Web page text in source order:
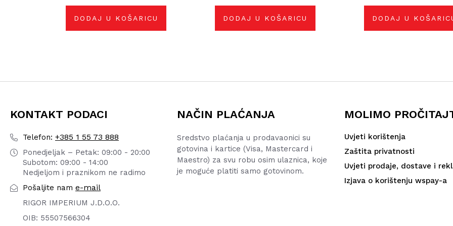
DODAJ U KOŠARICU
cijena
bila
je:
cijena
je:
29,70 €.
DODAJ U KOŠARICU
cijena
bila
je:
DODAJ U
KONTAKT PODACI
Telefon: +385 1 55 73 888
Ponedjeljak – Petak: 09:00 - 20:00
Subotom: 09:00 - 14:00
Nedjeljom i praznikom ne radimo
Pošaljite nam e-mail
RIGOR IMPERIUM J.D.O.O.
OIB: 55507566304
NAČIN PLAĆANJA
Sredstvo plaćanja u prodavaonici su
gotovina i kartice (Visa, Mastercard i
Maestro) za svu robu osim ulaznica, koje
je moguće platiti samo gotovinom.
MOLIMO
Uvjeti korištenja
Zaštita privatnosti
Uvjeti prodaje, dostave i
Izjava o korištenju wspay-a